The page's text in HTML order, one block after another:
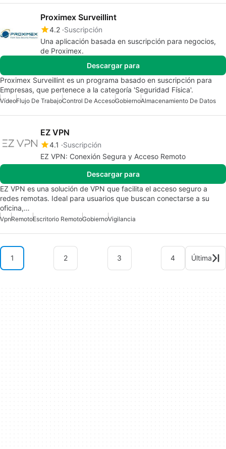
Proximex Surveillint
4.2 Suscripción
Una aplicación basada en suscripción para negocios,
de Proximex.
Descargar para
Proximex Surveillint es un programa basado en suscripción para
Empresas, que pertenece a la categoría 'Seguridad Física'.
VídeoFlujo De TrabajoControl De AccesoGobiernoAlmacenamiento De Datos
EZ VPN
4.1
Suscripción
EZ VPN: Conexión Segura y Acceso Remoto
Descargar para
EZ VPN es una solución de VPN que facilita el acceso seguro a
redes remotas. Ideal para usuarios que buscan conectarse a su
oficina,…
VpnRemotoEscritorio RemotoGobiernoVigilancia
1 2 3 4 Última